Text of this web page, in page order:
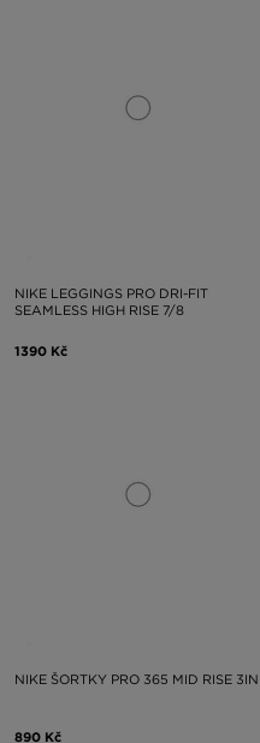
NIKE LEGGINGS PRO DRI-FIT
SEAMLESS HIGH RISE 7/8
1390 Kč
NIKE ŠORTKY PRO 365 MID RISE 3IN
890 Kč